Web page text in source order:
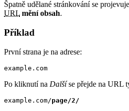
Špatně udělané stránkování se
URL mění obsah.
Příklad
První strana je na adrese:
example.com
Po kliknutí na Dalšíse přejde na URL
example.com/page/2/